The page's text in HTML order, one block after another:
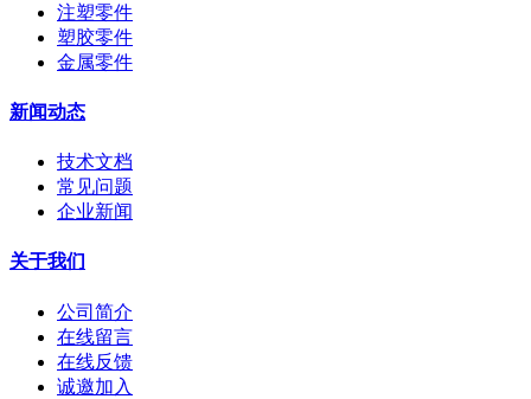
注塑零件
塑胶零件
金属零件
新闻动态
技术文档
常见问题
企业新闻
关于我们
公司简介
在线留言
在线反馈
诚邀加入